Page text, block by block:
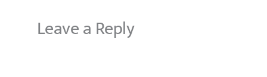
Leave a Reply